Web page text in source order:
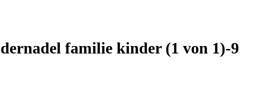
familie kinder (1 von 1)-9